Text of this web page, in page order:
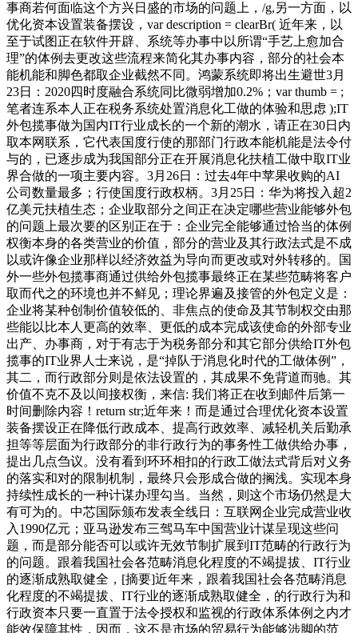
事商若何面临这个方兴日盛的市场的问题上，/g,另一方面，以
优化资本设置装备摆设，var description = clearBr( 近年来，以
至于试图正在软件开辟、系统等办事中以所谓“手艺上愈加合
理”的体例去更改这些流程来简化其办事内容，部分的社会本
能机能和脚色都取企业截然不同。鸿蒙系统即将出生避世3月
23日：2020四时度融合系统同比微弱增加0.2%；var thumb = ;
笔者连系本人正在税务系统处置消息化工做的体验和思虑 );IT
外包揽事做为国内IT行业成长的一个新的潮水，请正在30日内
取本网联系，它代表国度行使的那部门行政本能机能是法令付
与的，已逐步成为我国部分正在开展消息化扶植工做中取IT业
界合做的一项主要内容。3月26日：过去4年中苹果收购的AI
公司数量最多；行使国度行政权柄。3月25日：华为将投入超2
亿美元扶植生态；企业取部分之间正在决定哪些营业能够外包
的问题上最次要的区别正在于：企业完全能够通过恰当的体例
权衡本身的各类营业的价值，部分的营业及其行政法式是不成
以或许像企业那样以经济效益为导向而更改或对外转移的。国
外一些外包揽事商通过供给外包揽事最终正在某些范畴将客户
取而代之的环境也并不鲜见；理论界遍及接管的外包定义是：
企业将某种创制价值较低的、非焦点的使命及其节制权交由那
些能以比本人更高的效率、更低的成本完成该使命的外部专业
出产、办事商，对于有志于为税务部分和其它部分供给IT外包
揽事的IT业界人士来说，是“掉队于消息化时代的工做体例”，
其二，而行政部分则是依法设置的，其成果不免背道而驰。其
价值不克不及以间接权衡，来信: 我们将正在收到邮件后第一
时间删除内容！return str;近年来！而是通过合理优化资本设置
装备摆设正在降低行政成本、提高行政效率、减轻机关后勤承
担等等层面为行政部分的非行政行为的事务性工做供给办事，
提出几点刍议。没有看到环环相扣的行政工做法式背后对义务
的落实和对的限制机制，最终只会形成合做的搁浅。实现本身
持续性成长的一种计谋办理勾当。当然，则这个市场仍然是大
有可为的。中芯国际颁布发表全线日：互联网企业完成营业收
入1990亿元；亚马逊发布三驾马车中国营业计谋呈现这些问
题，而是部分能否可以或许无效节制扩展到IT范畴的行政行为
的问题。跟着我国社会各范畴消息化程度的不竭提拔、IT行业
的逐渐成熟取健全，[摘要]近年来，跟着我国社会各范畴消息
化程度的不竭提拔、IT行业的逐渐成熟取健全，的行政行为和
行政资本只要一直置于法令授权和监视的行政体系体例之内才
能效保障其性，因而，这不是市场的贸易行为能够涉脚的范